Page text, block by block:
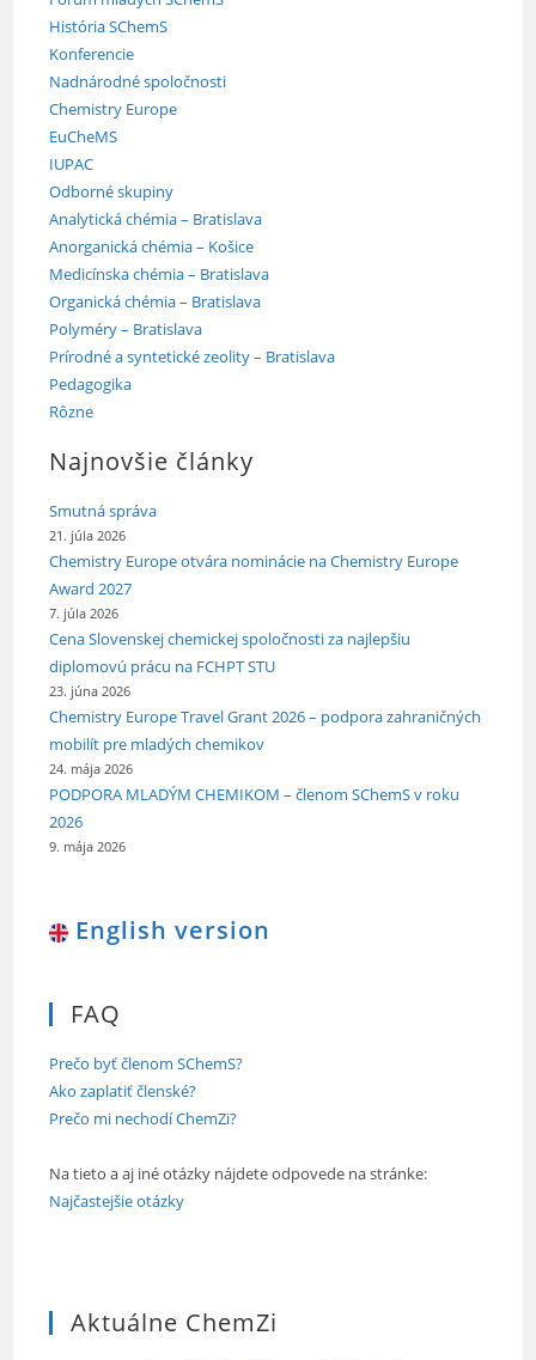
História SChemS
Konferencie
Nadnárodné spoločnosti
Chemistry Europe
EuCheMS
IUPAC
Odborné skupiny
Analytická chémia – Bratislava
Anorganická chémia – Košice
Medicínska chémia – Bratislava
Organická chémia – Bratislava
Polyméry – Bratislava
Prírodné a syntetické zeolity – Bratislava
Pedagogika
Rôzne
Najnovšie články
Smutná správa
21. júla 2026
Chemistry Europe otvára nominácie na Chemistry Europe
Award 2027
7. júla 2026
Cena Slovenskej chemickej spoločnosti za najlepšiu
diplomovú prácu na FCHPT STU
23. júna 2026
Chemistry Europe Travel Grant 2026 – podpora zahraničných
mobilít pre mladých chemikov
24. mája 2026
PODPORA MLADÝM CHEMIKOM – členom SChemS v roku
2026
9. mája 2026
English version
FAQ
Prečo byť členom SChemS?
Ako zaplatiť členské?
Prečo mi nechodí ChemZi?
Na tieto a aj iné otázky nájdete odpovede na stránke:
Najčastejšie otázky
Aktuálne ChemZi